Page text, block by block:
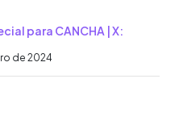
para CANCHA | X:
de 2024